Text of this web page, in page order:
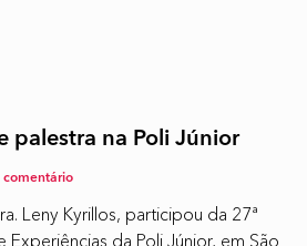
palestra na Poli Júnior
comentário
Leny Kyrillos, participou da 27ª
Experiências da Poli Júnior, em São